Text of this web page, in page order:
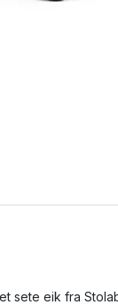
sete eik fra